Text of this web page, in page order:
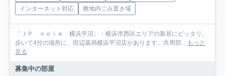
インターネット対応
敷地内ごみ置き場
「ＪＰ ｎｏｉｅ 横浜平沼」：横浜市西区エリアの新居にピッタリ。
歩いて4分の場所に、田辺薬局横浜平沼店があります。共用部...
もっと
見る
募集中の部屋